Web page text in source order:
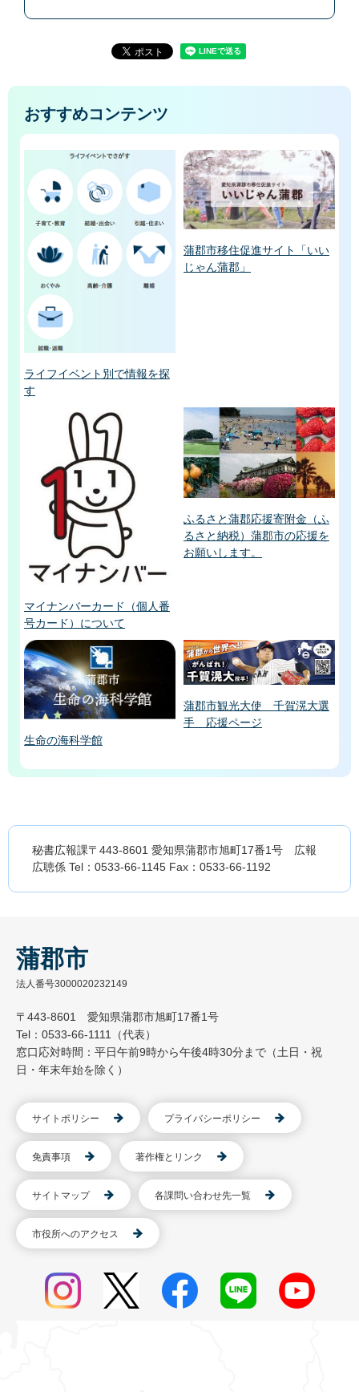
おすすめコンテンツ
ライフイベント別で情報を探
す
蒲郡市移住促進サイト「いい
じゃん蒲郡」
マイナンバーカード（個人番
号カード）について
ふるさと蒲郡応援寄附金（ふ
るさと納税）蒲郡市の応援を
お願いします。
生命の海科学館
蒲郡市観光大使 千賀滉大選
手 応援ページ
秘書広報課〒443-8601 愛知県蒲郡市旭町17番1号 広報
広聴係 Tel：0533-66-1145 Fax：0533-66-1192
蒲郡市
法人番号3000020232149
〒443-8601 愛知県蒲郡市旭町17番1号
Tel：0533-66-1111（代表）
窓口応対時間：平日午前9時から午後4時30分まで（土日・祝
日・年末年始を除く）
サイトポリシー プライバシーポリシー
免責事項 著作権とリンク
サイトマップ 各課問い合わせ先一覧
市役所へのアクセス